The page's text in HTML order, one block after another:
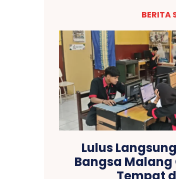
BERITA
Lulus
Bangsa Malang
Tempat